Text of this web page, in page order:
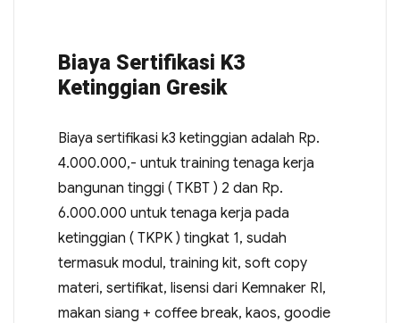
Biaya Sertifikasi K3
Ketinggian Gresik
Biaya sertifikasi k3 ketinggian adalah Rp.
4.000.000,- untuk training tenaga kerja
bangunan tinggi ( TKBT ) 2 dan Rp.
6.000.000 untuk tenaga kerja pada
ketinggian ( TKPK ) tingkat 1, sudah
termasuk modul, training kit, soft copy
materi, sertifikat, lisensi dari Kemnaker RI,
makan siang + coffee break, kaos, goodie